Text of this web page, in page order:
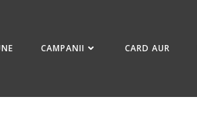
CAMPANII CARD AUR